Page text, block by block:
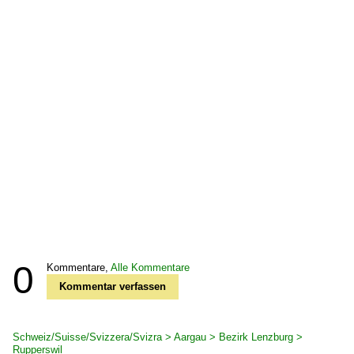
0 Kommentare, Alle Kommentare
Kommentar verfassen
Schweiz/Suisse/Svizzera/Svizra > Aargau > Bezirk Lenzburg >
Rupperswil